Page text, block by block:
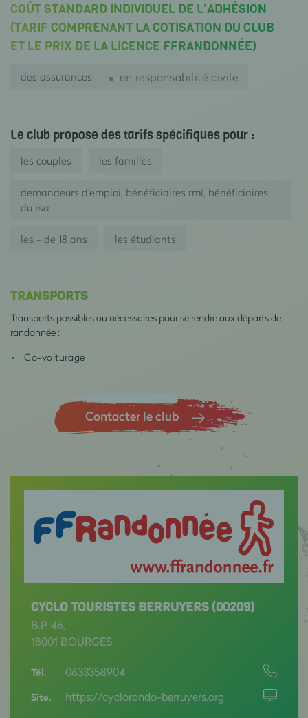
COÛT STANDARD INDIVIDUEL DE L'ADHÉSION
(TARIF COMPRENANT LA COTISATION DU CLUB
ET LE PRIX DE LA LICENCE FFRANDONNÉE)
des assurances en responsabilité civile
Le club propose des tarifs spécifiques pour :
les couples les familles
demandeurs d'emploi, bénéficiaires rmi, bénéficiaires
du rsa
les - de 18 ans les étudiants
TRANSPORTS
Transports possibles ou nécessaires pour se rendre aux départs de
randonnée :
Co-voiturage
Contacter le club
CYCLO TOURISTES BERRUYERS (00209)
B.P. 46,
18001 BOURGES
Tél. 0633358904
Site. https://cyclorando-berruyers.org